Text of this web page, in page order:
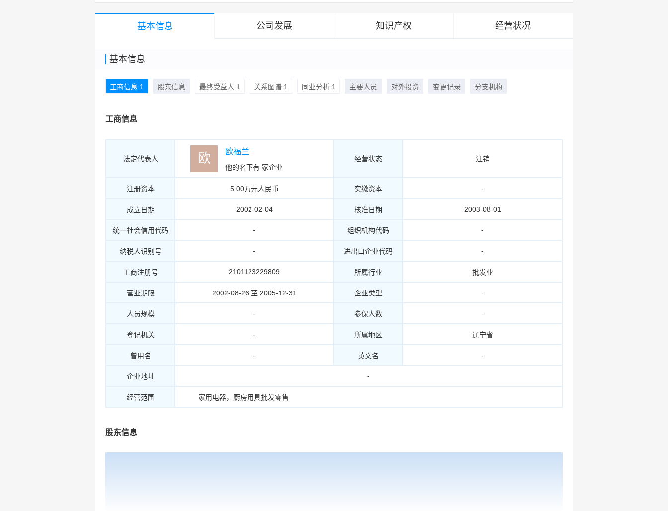
基本信息 公司发展 知识产权 经营状况
基本信息
工商信息 1 股东信息 最终受益人 1 关系图谱 1 同业分析 1 主要人员 对外投资 变更记录 分支机构
工商信息
法定代表人 欧 欧福兰
他的名下有 家企业
经营状态 注销
注册资本 5.00万元人民币 实缴资本 -
成立日期 2002-02-04 核准日期 2003-08-01
统一社会信用代码 - 组织机构代码 -
纳税人识别号 - 进出口企业代码 -
工商注册号 2101123229809 所属行业 批发业
营业期限 2002-08-26 至 2005-12-31 企业类型 -
人员规模 - 参保人数 -
登记机关 - 所属地区 辽宁省
曾用名 - 英文名 -
企业地址 -
经营范围 家用电器，厨房用具批发零售
股东信息